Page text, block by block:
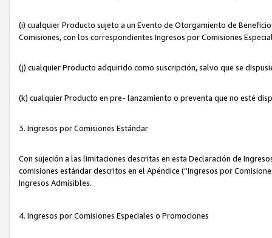
(i) cualquier Producto sujeto a un Evento de Otorgamiento de
Comisiones, con los correspondientes Ingresos por Comisiones
(j) cualquier Producto adquirido como suscripción, salvo que se
(k) cualquier Producto en pre- lanzamiento o preventa que no esté
3. Ingresos por Comisiones Estándar
Con sujeción a las limitaciones descritas en esta Declaración de
comisiones estándar descritos en el Apéndice (“Ingresos por
Ingresos Admisibles.
4. Ingresos por Comisiones Especiales o Promociones